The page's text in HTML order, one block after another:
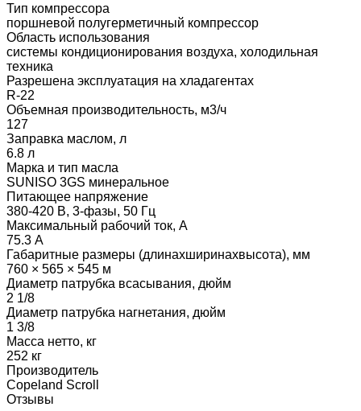
Тип компрессора
поршневой полугерметичный компрессор
Область использования
системы кондиционирования воздуха, холодильная
техника
Разрешена эксплуатация на хладагентах
R-22
Объемная производительность, м3/ч
127
Заправка маслом, л
6.8 л
Марка и тип масла
SUNISO 3GS минеральное
Питающее напряжение
380-420 В, 3-фазы, 50 Гц
Максимальный рабочий ток, А
75.3 А
Габаритные размеры (длинаxширинаxвысота), мм
760 × 565 × 545 м
Диаметр патрубка всасывания, дюйм
2 1/8
Диаметр патрубка нагнетания, дюйм
1 3/8
Масса нетто, кг
252 кг
Производитель
Copeland Scroll
Отзывы